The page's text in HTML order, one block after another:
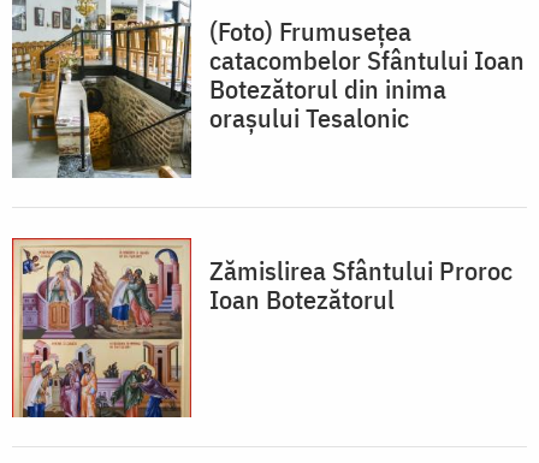
(Foto) Frumusețea
catacombelor Sfântului Ioan
Botezătorul din inima
orașului Tesalonic
Zămislirea Sfântului Proroc
Ioan Botezătorul